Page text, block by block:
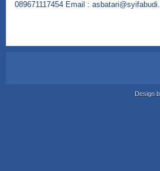
089671117454 Email :
Design